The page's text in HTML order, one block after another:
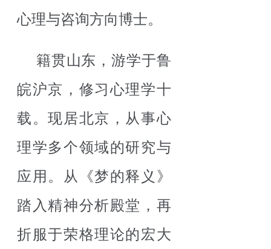
心理与咨询方向博士。
籍贯山东，游学于鲁
皖沪京，修习心理学十
载。现居北京，从事心
理学多个领域的研究与
应用。从《梦的释义》
踏入精神分析殿堂，再
折服于荣格理论的宏大